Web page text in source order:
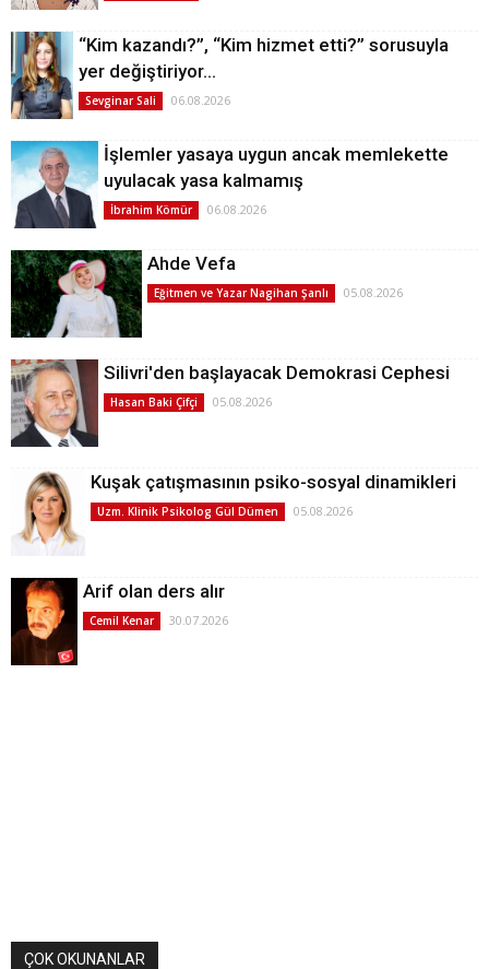
“Kim kazandı?”, “Kim hizmet etti?” sorusuyla
yer değiştiriyor…
Sevginar Sali 06.08.2026
İşlemler yasaya uygun ancak memlekette
uyulacak yasa kalmamış
İbrahim Kömür 06.08.2026
Ahde Vefa
Eğitmen ve Yazar Nagihan Şanlı 05.08.2026
Silivri'den başlayacak Demokrasi Cephesi
Hasan Baki Çifçi 05.08.2026
Kuşak çatışmasının psiko-sosyal dinamikleri
Uzm. Klinik Psikolog Gül Dümen 05.08.2026
Arif olan ders alır
Cemil Kenar 30.07.2026
ÇOK OKUNANLAR